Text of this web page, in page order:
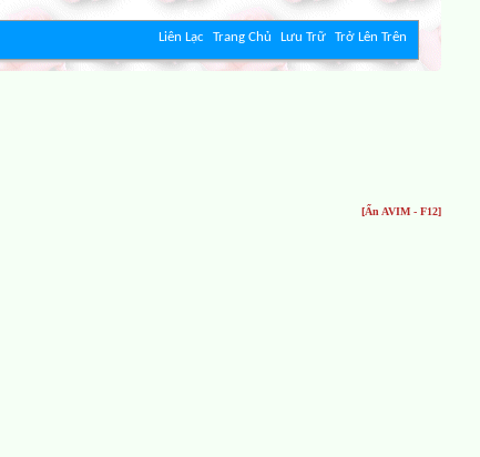
Liên Lạc Trang Chủ Lưu Trữ Trở Lên Trên
[Ẩn AVIM - F12]